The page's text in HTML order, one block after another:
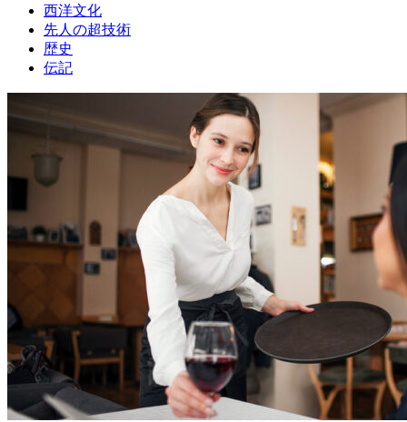
西洋文化
先人の超技術
歴史
伝記